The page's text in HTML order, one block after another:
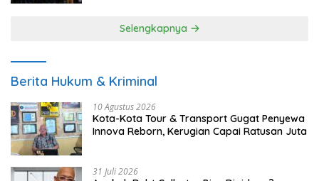
Selengkapnya
Berita Hukum & Kriminal
10 Agustus 2026
Kota-Kota Tour & Transport Gugat Penyewa
Innova Reborn, Kerugian Capai Ratusan Juta
31 Juli 2026